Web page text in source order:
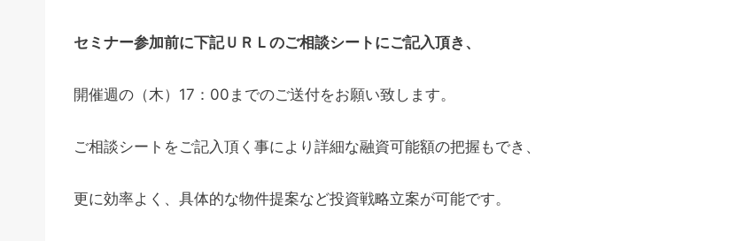
セミナー参加前に下記ＵＲＬのご相談シートにご記入頂き、
開催週の（木）17：00までのご送付をお願い致します。
ご相談シートをご記入頂く事により詳細な融資可能額の把握もでき、
更に効率よく、具体的な物件提案など投資戦略立案が可能です。